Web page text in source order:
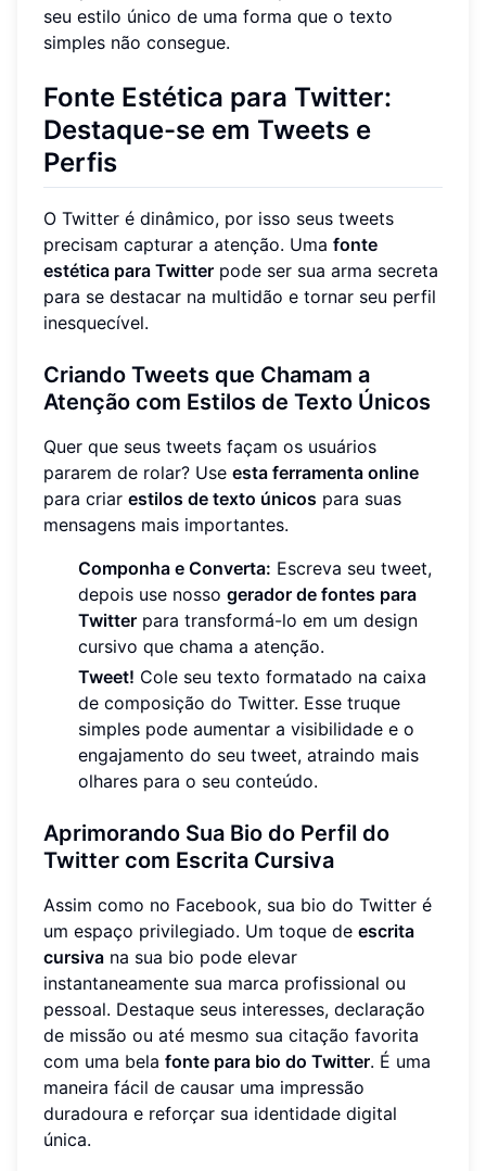
seu estilo único de uma forma que o texto
simples não consegue.
Fonte Estética para Twitter:
Destaque-se em Tweets e
Perfis
O Twitter é dinâmico, por isso seus tweets
precisam capturar a atenção. Uma fonte
estética para Twitter pode ser sua arma secreta
para se destacar na multidão e tornar seu perfil
inesquecível.
Criando Tweets que Chamam a
Atenção com Estilos de Texto Únicos
Quer que seus tweets façam os usuários
pararem de rolar? Use esta ferramenta online
para criar estilos de texto únicos para suas
mensagens mais importantes.
Componha e Converta: Escreva seu tweet,
depois use nosso gerador de fontes para
Twitter para transformá-lo em um design
cursivo que chama a atenção.
Tweet! Cole seu texto formatado na caixa
de composição do Twitter. Esse truque
simples pode aumentar a visibilidade e o
engajamento do seu tweet, atraindo mais
olhares para o seu conteúdo.
Aprimorando Sua Bio do Perfil do
Twitter com Escrita Cursiva
Assim como no Facebook, sua bio do Twitter é
um espaço privilegiado. Um toque de escrita
cursiva na sua bio pode elevar
instantaneamente sua marca profissional ou
pessoal. Destaque seus interesses, declaração
de missão ou até mesmo sua citação favorita
com uma bela fonte para bio do Twitter. É uma
maneira fácil de causar uma impressão
duradoura e reforçar sua identidade digital
única.